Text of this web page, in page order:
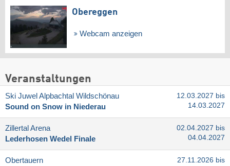
Obereggen
Webcam anzeigen
Veranstaltungen
Ski Juwel Alpbachtal Wildschönau
Sound on Snow in Niederau
12.03.2027 bis
14.03.2027
Zillertal Arena
Lederhosen Wedel Finale
02.04.2027 bis
04.04.2027
Obertauern
27.11.2026 bis